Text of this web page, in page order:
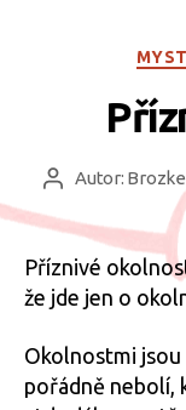
AutorAutor:
Příznivé
že jde jen o
Okolnostmi
pořádně nebolí,